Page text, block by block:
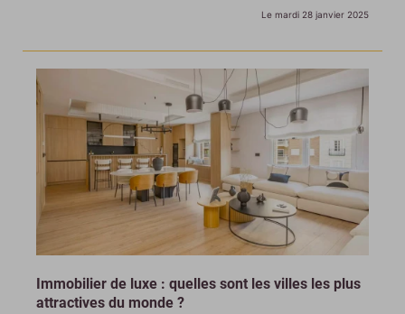
Le mardi 28 janvier 2025
Immobilier de luxe : quelles sont les villes les plus
attractives du monde ?